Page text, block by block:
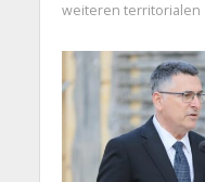
weiteren territorialen